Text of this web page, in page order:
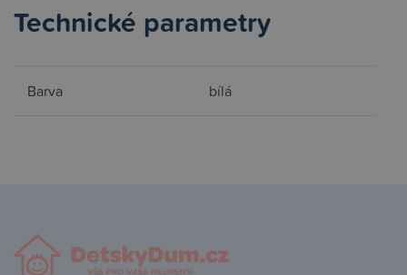
Technické parametry
Barva bílá